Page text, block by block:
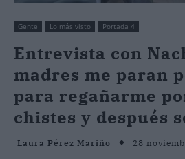
Gente Lo más visto Portada 4
Entrevista con
madres me paran
para regañarme
chistes y después
Laura Pérez Mariño 28